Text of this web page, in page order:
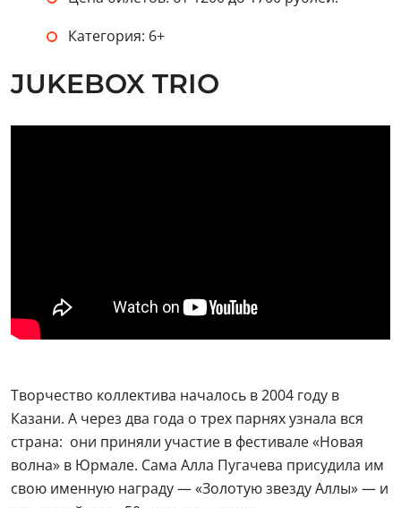
Категория: 6+
JUKEBOX TRIO
Творчество коллектива началось в 2004 году в
Казани. А через два года о трех парнях узнала вся
страна: они приняли участие в фестивале «Новая
волна» в Юрмале. Сама Алла Пугачева присудила им
свою именную награду — «Золотую звезду Аллы» — и